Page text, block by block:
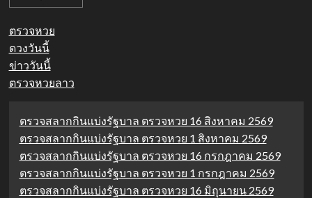
ตรวจหวย
ดวงวันนี้
ข่าววันนี้
ตรวจหวยลาว
ตรวจสลากกินแบ่งรัฐบาล ตรวจหวย 16 สิงหาคม 2569
ตรวจสลากกินแบ่งรัฐบาล ตรวจหวย 1 สิงหาคม 2569
ตรวจสลากกินแบ่งรัฐบาล ตรวจหวย 16 กรกฎาคม 2569
ตรวจสลากกินแบ่งรัฐบาล ตรวจหวย 1 กรกฎาคม 2569
ตรวจสลากกินแบ่งรัฐบาล ตรวจหวย 16 มิถุนายน 2569